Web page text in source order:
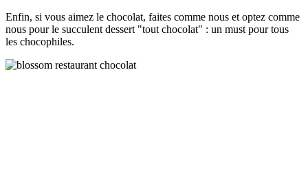
Enfin, si vous aimez le chocolat, faites comme nous et optez comme
nous pour le succulent dessert "tout chocolat" : un must pour tous
les chocophiles.